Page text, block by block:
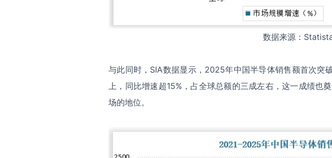
数据来源：
与此同时，SIA数据显示，2025年中国半导体销售额首次突
上，同比增速超15%，占全球总额的三成左右，这一成绩也
场的地位。